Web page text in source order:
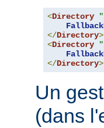
<Directory
</Directory>
<Directory
</Directory>
Un
(dans